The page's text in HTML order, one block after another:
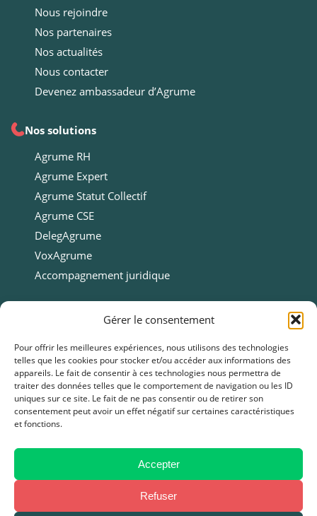
Gérer le consentement
Pour offrir les meilleures expériences, nous utilisons des technologies
telles que les cookies pour stocker et/ou accéder aux informations des
appareils. Le fait de consentir à ces technologies nous permettra de
traiter des données telles que le comportement de navigation ou les ID
uniques sur ce site. Le fait de ne pas consentir ou de retirer son
consentement peut avoir un effet négatif sur certaines caractéristiques
et fonctions.
Accepter
Refuser
Nous rejoindre
Nos partenaires
Nos actualités
Nous contacter
Devenez ambassadeur d’Agrume
Nos solutions
Agrume RH
Agrume Expert
Agrume Statut Collectif
Agrume CSE
DelegAgrume
VoxAgrume
Accompagnement juridique
Ressources
Webinars
Cas clients
Fiches pratiques
Livres blancs & Guides
Boîtes à outils
FAQ